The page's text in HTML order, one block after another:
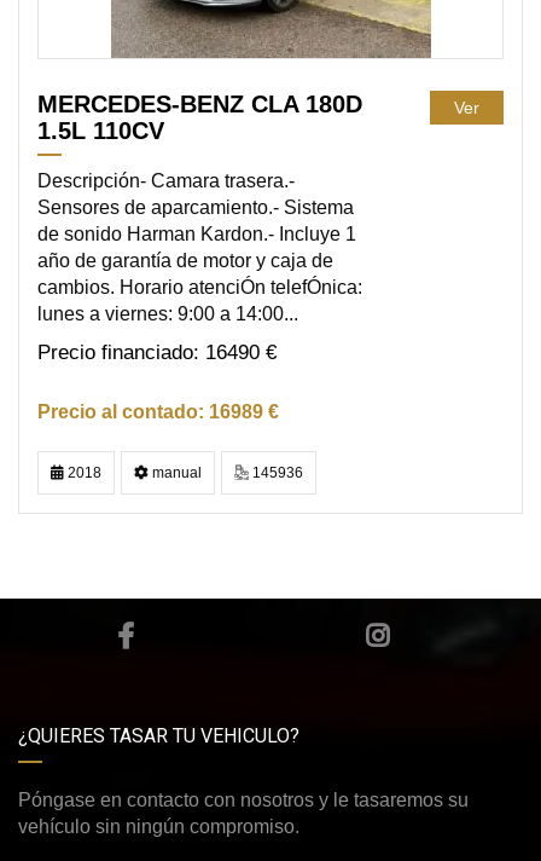
MERCEDES-BENZ CLA 180D
1.5L 110CV
Descripción- Camara trasera.-
Sensores de aparcamiento.- Sistema
de sonido Harman Kardon.- Incluye 1
año de garantía de motor y caja de
cambios. Horario atenciÓn telefÓnica:
lunes a viernes: 9:00 a 14:00...
16490 €
16989 €
Ver
2018 manual 145936
¿QUIERES TASAR TU VEHICULO?
Póngase en contacto con nosotros y le tasaremos su
vehículo sin ningún compromiso.